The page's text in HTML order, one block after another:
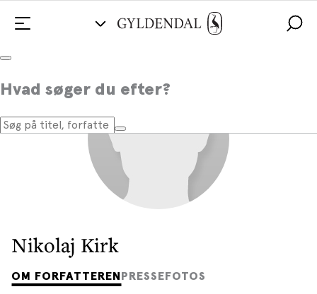
Hvad søger du efter?
Nikolaj Kirk
OM FORFATTERENPRESSEFOTOS